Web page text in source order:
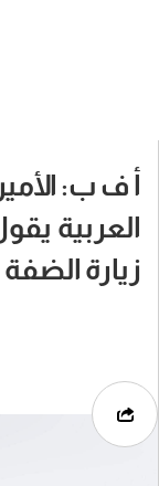
أ ف ب:
العربية
زيارة الضفة